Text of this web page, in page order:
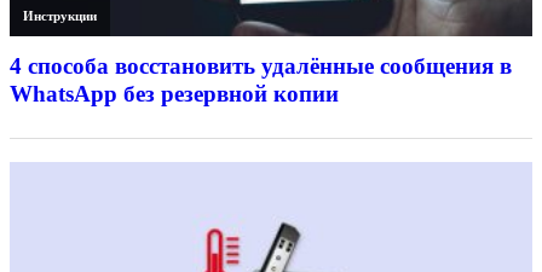
Инструкции
4 способа восстановить удалённые сообщения в
WhatsApp без резервной копии